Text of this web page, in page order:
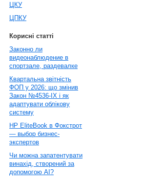
ЦКУ
ЦПКУ
Корисні статті
Законно ли
видеонаблюдение в
спортзале, раздевалке
Квартальна звітність
ФОП у 2026: що змінив
Закон №4536-IX і як
адаптувати облікову
систему
HP EliteBook в Фокстрот
— выбор бизнес-
экспертов
Чи можна запатентувати
винахід, створений за
допомогою AI?